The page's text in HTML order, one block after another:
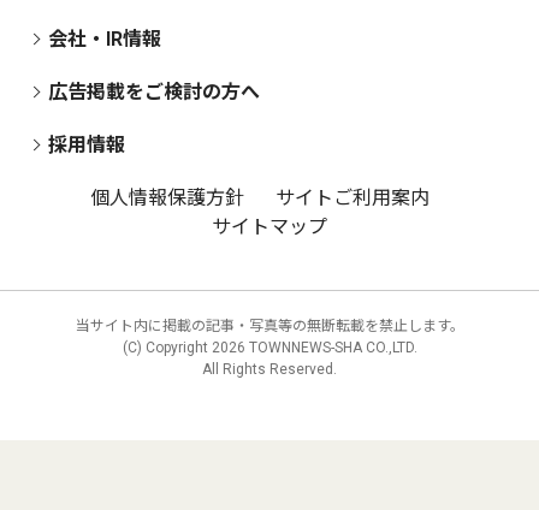
会社・IR情報
広告掲載をご検討の方へ
採用情報
個人情報保護方針
サイトご利用案内
サイトマップ
当サイト内に掲載の記事・写真等の無断転載を禁止します。
(C) Copyright 2026 TOWNNEWS-SHA CO.,LTD.
All Rights Reserved.